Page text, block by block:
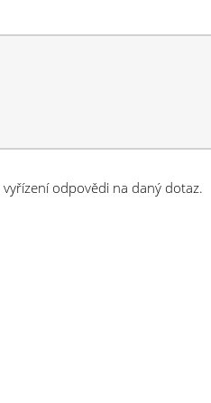
vyřízení odpovědi na daný dotaz.